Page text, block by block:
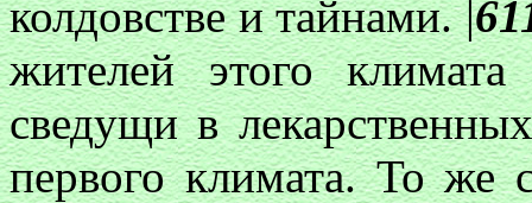
колдовстве и тайнами. |
жителей этого
сведущи в
первого климата. То же